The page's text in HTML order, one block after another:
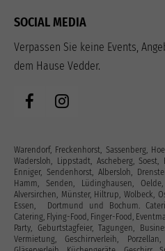
SOCIAL MEDIA
Verpassen Sie keine Events,
dem Hause Vedder.
Warendorf, Freckenhorst, Sassenberg,
Wadersloh, Lippstadt, Ascheberg,
Enniger, Sendenhorst, Albersloh,
Hamm, Senden, Lüdinghausen,
Alversirchen, Münster, Hiltrup, Wolbeck,
Essen, Dortmund und Bochum.
Catering, Flying-Food, Finger-Food,
Party, Geburtstagfeier, Tagungen,
Vermietung, Geschirrverleih,